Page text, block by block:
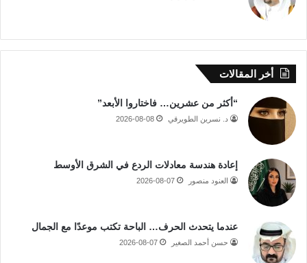
أخر المقالات
“أكثر من عشرين… فاختاروا الأبعد”
د. نسرين الطويرقي 2026-08-08
إعادة هندسة معادلات الردع في الشرق الأوسط
العنود منصور 2026-08-07
عندما يتحدث الحرف… الباحة تكتب موعدًا مع الجمال
حسن أحمد الصغير 2026-08-07